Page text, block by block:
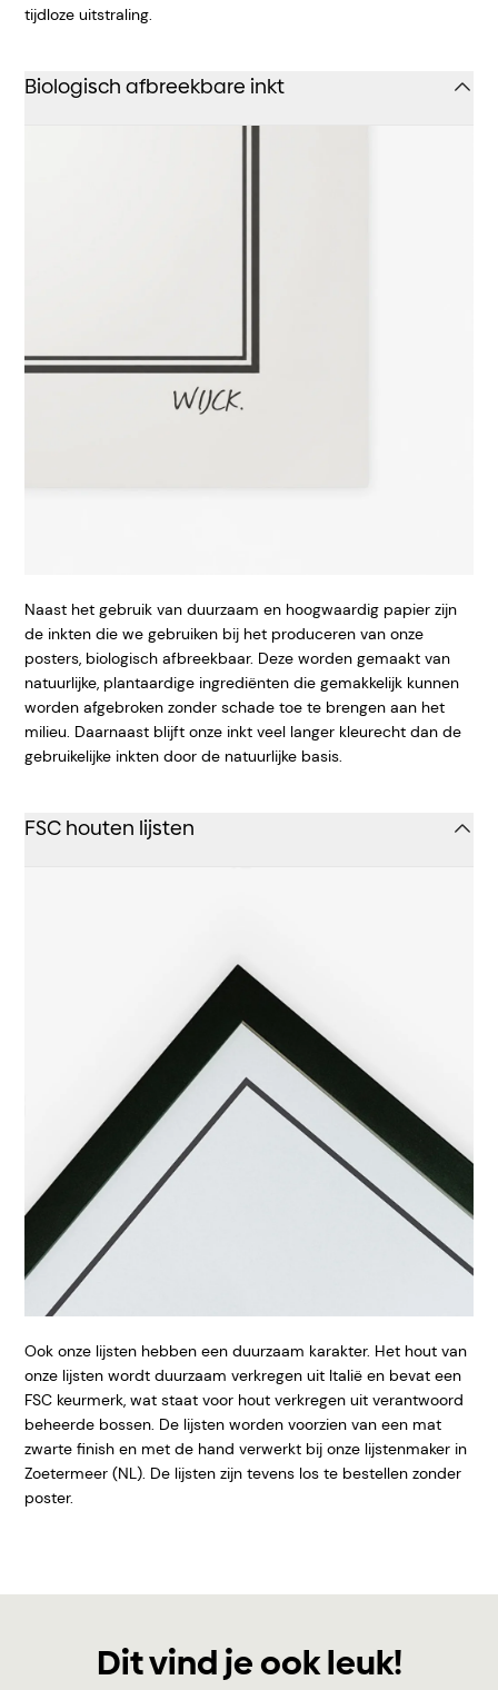
tijdloze uitstraling.
Biologisch afbreekbare inkt
Naast het gebruik van duurzaam en hoogwaardig papier zijn
de inkten die we gebruiken bij het produceren van onze
posters, biologisch afbreekbaar. Deze worden gemaakt van
natuurlijke, plantaardige ingrediënten die gemakkelijk kunnen
worden afgebroken zonder schade toe te brengen aan het
milieu. Daarnaast blijft onze inkt veel langer kleurecht dan de
gebruikelijke inkten door de natuurlijke basis.
FSC houten lijsten
Ook onze lijsten hebben een duurzaam karakter. Het hout van
onze lijsten wordt duurzaam verkregen uit Italië en bevat een
FSC keurmerk, wat staat voor hout verkregen uit verantwoord
beheerde bossen. De lijsten worden voorzien van een mat
zwarte finish en met de hand verwerkt bij onze lijstenmaker in
Zoetermeer (NL). De lijsten zijn tevens los te bestellen zonder
poster.
Dit vind je ook leuk!